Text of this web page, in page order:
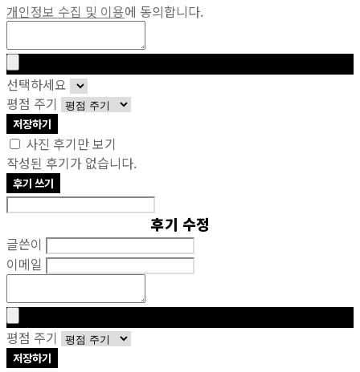
개인정보 수집 및 이용에 동의합니다.
선택하세요
평점 주기
저장하기
사진 후기만 보기
작성된 후기가 없습니다.
후기 쓰기
후기 수정
글쓴이
이메일
평점 주기
저장하기